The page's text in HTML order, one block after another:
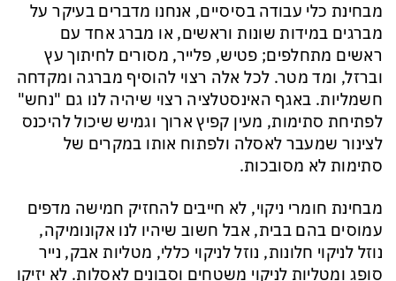
מבחינת כלי עבודה בסיסיים, אנחנו מדברים בעיקר על
מברגים במידות שונות וראשים, או מברג אחד עם
ראשים מתחלפים; פטיש, פלייר, מסורים לחיתוך עץ
וברזל, ומד מטר. לכל אלה רצוי להוסיף מברגה ומקדחה
חשמליות. באגף האינסטלציה רצוי שיהיה לנו גם "נחש"
לפתיחת סתימות, מעין קפיץ ארוך וגמיש שיכול להיכנס
לצינור שמעבר לאסלה ולפתוח אותו במקרים של
סתימות לא מסובכות.
מבחינת חומרי ניקוי, לא חייבים להחזיק חמישה מדפים
עמוסים בהם בבית, אבל חשוב שיהיו לנו אקונומיקה,
נוזל לניקוי חלונות, נוזל לניקוי כללי, מטליות אבק, נייר
סופג ומטליות לניקוי משטחים וסבונים לאסלות. לא יזיקו